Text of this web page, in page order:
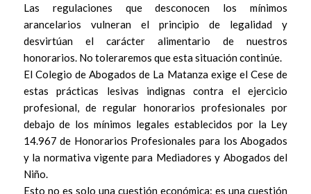
Las regulaciones que desconocen los mínimos
arancelarios vulneran el principio de legalidad y
desvirtúan el carácter alimentario de nuestros
honorarios. No toleraremos que esta situación continúe.
El Colegio de Abogados de La Matanza exige el Cese de
estas prácticas lesivas indignas contra el ejercicio
profesional, de regular honorarios profesionales por
debajo de los mínimos legales establecidos por la Ley
14.967 de Honorarios Profesionales para los Abogados
y la normativa vigente para Mediadores y Abogados del
Niño.
Esto no es solo una cuestión económica: es una cuestión